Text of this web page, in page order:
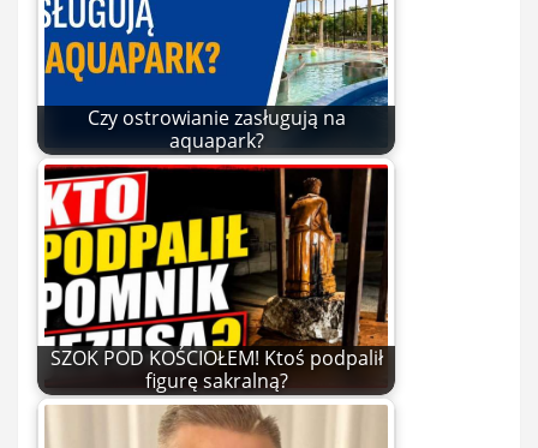
Czy ostrowianie zasługują na
aquapark?
SZOK POD KOŚCIOŁEM! Ktoś podpalił
figurę sakralną?